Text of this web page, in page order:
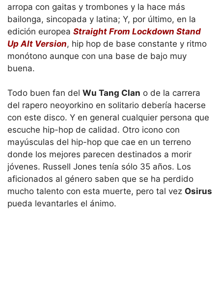
arropa con gaitas y trombones y la hace más
bailonga, sincopada y latina; Y, por último, en la
edición europea Straight From Lockdown Stand
Up Alt Version, hip hop de base constante y ritmo
monótono aunque con una base de bajo muy
buena.
Todo buen fan del Wu Tang Clan o de la carrera
del rapero neoyorkino en solitario debería hacerse
con este disco. Y en general cualquier persona que
escuche hip-hop de calidad. Otro icono con
mayúsculas del hip-hop que cae en un terreno
donde los mejores parecen destinados a morir
jóvenes. Russell Jones tenía sólo 35 años. Los
aficionados al género saben que se ha perdido
mucho talento con esta muerte, pero tal vez Osirus
pueda levantarles el ánimo.